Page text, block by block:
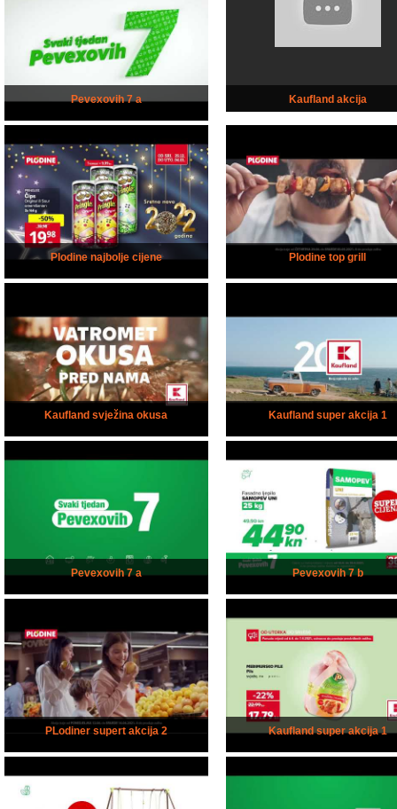
Pevexovih 7 a Kaufland akcija
Plodine najbolje cijene Plodine top grill
Kaufland svježina okusa Kaufland super akcija 1
Pevexovih 7 a Pevexovih 7 b
PLodiner supert akcija 2 Kaufland super akcija 1